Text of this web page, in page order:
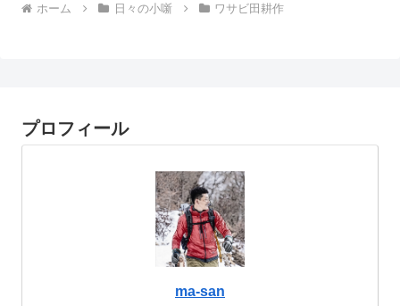
ホーム 日々の小噺 ワサビ田耕作
プロフィール
ma-san